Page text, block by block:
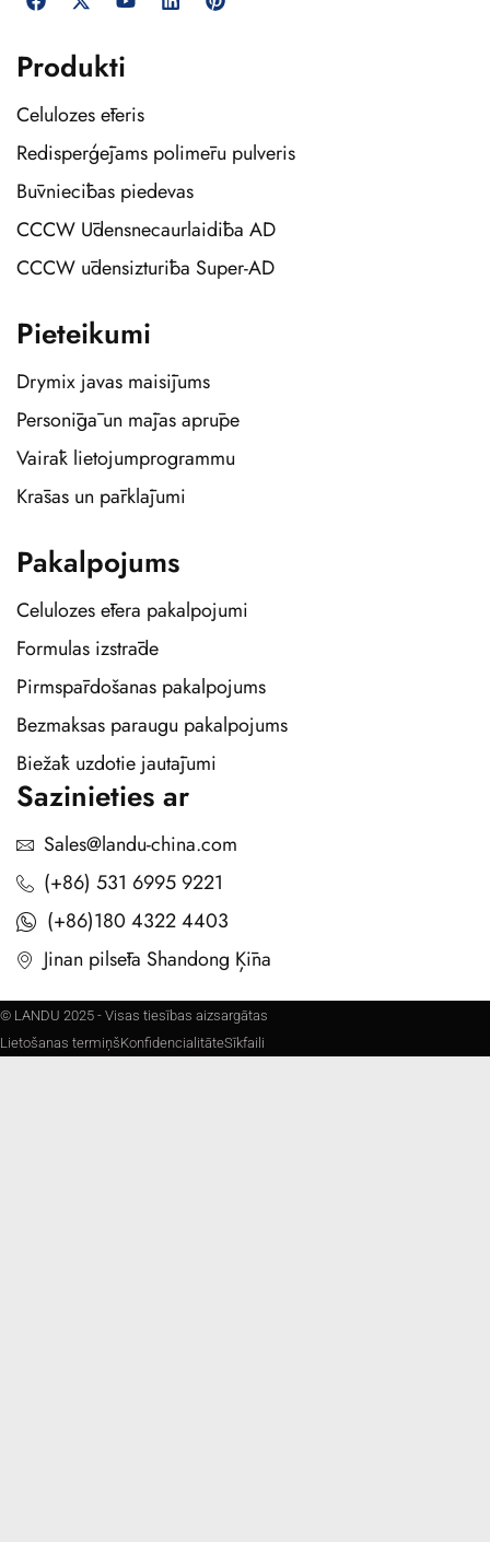
Produkti
Celulozes ēteris
Redisperģējams polimēru pulveris
Būvniecības piedevas
CCCW Ūdensnecaurlaidība AD
CCCW ūdensizturība Super-AD
Pieteikumi
Drymix javas maisījums
Personīgā un mājas aprūpe
Vairāk lietojumprogrammu
Krāsas un pārklājumi
Pakalpojums
Celulozes ētera pakalpojumi
Formulas izstrāde
Pirmspārdošanas pakalpojums
Bezmaksas paraugu pakalpojums
Biežāk uzdotie jautājumi
Sazinieties ar
Sales@landu-china.com
(+86) 531 6995 9221
(+86)180 4322 4403
Jinan pilsēta Shandong Ķīna
© LANDU 2025 - Visas tiesības aizsargātas
Lietošanas termiņšKonfidencialitāteSīkfaili